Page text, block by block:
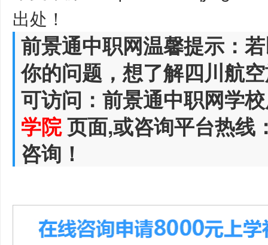
出处！
前景通中职网温馨提示：
你的问题，想了解四川航
可访问：前景通中职网学
学院页面,或咨询平台热线
咨询！